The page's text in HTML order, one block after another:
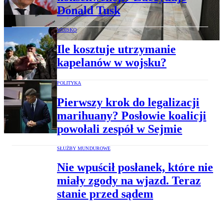
Donald Tusk
WOJSKO
Ile kosztuje utrzymanie
kapelanów w wojsku?
POLITYKA
Pierwszy krok do legalizacji
marihuany? Posłowie koalicji
powołali zespół w Sejmie
SŁUŻBY MUNDUROWE
Nie wpuścił posłanek, które nie
miały zgody na wjazd. Teraz
stanie przed sądem